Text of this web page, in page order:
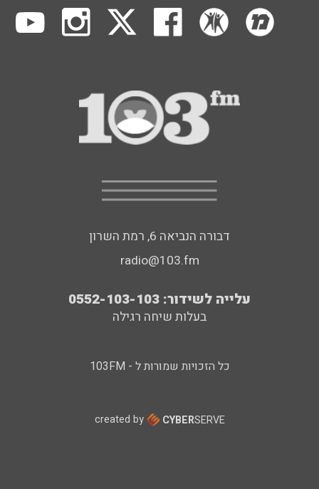
דבורה הנביאה 6, רמת השרון
radio@103.fm
עלייה לשידור: 0552-103-103
בעלות שיחה רגילה
כל הזכויות שמורות ל - 103FM
created by CYBERSERVE